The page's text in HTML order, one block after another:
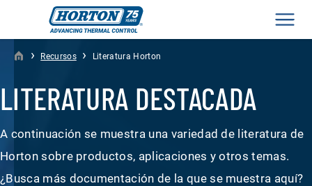
› Recursos › Literatura Horton
LITERATURA DESTACADA
A continuación se muestra una variedad de literatura de
Horton sobre productos, aplicaciones y otros temas.
¿Busca más documentación de la que se muestra aquí?